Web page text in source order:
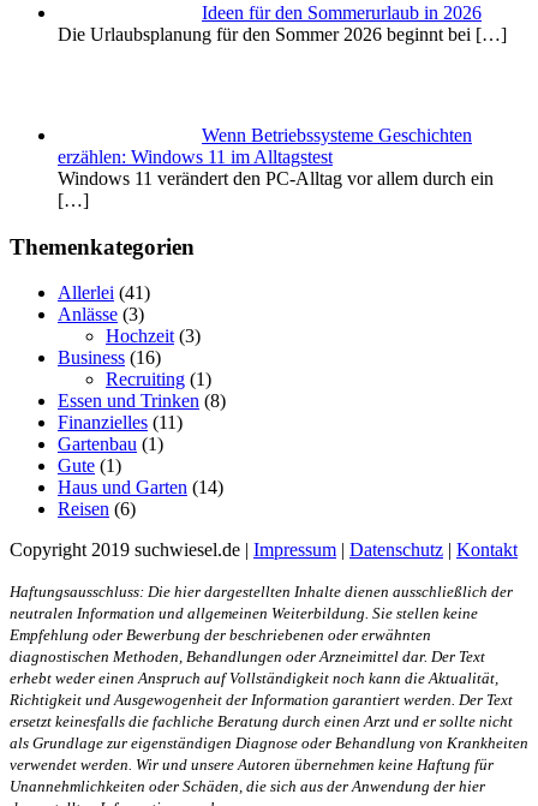
Ideen für den Sommerurlaub in 2026
Die Urlaubsplanung für den Sommer 2026 beginnt bei […]
Wenn Betriebssysteme Geschichten
erzählen: Windows 11 im Alltagstest
Windows 11 verändert den PC-Alltag vor allem durch ein
[…]
Themenkategorien
Allerlei (41)
Anlässe (3)
Hochzeit (3)
Business (16)
Recruiting (1)
Essen und Trinken (8)
Finanzielles (11)
Gartenbau (1)
Gute (1)
Haus und Garten (14)
Reisen (6)
Copyright 2019 suchwiesel.de | Impressum | Datenschutz | Kontakt
Haftungsausschluss: Die hier dargestellten Inhalte dienen ausschließlich der
neutralen Information und allgemeinen Weiterbildung. Sie stellen keine
Empfehlung oder Bewerbung der beschriebenen oder erwähnten
diagnostischen Methoden, Behandlungen oder Arzneimittel dar. Der Text
erhebt weder einen Anspruch auf Vollständigkeit noch kann die Aktualität,
Richtigkeit und Ausgewogenheit der Information garantiert werden. Der Text
ersetzt keinesfalls die fachliche Beratung durch einen Arzt und er sollte nicht
als Grundlage zur eigenständigen Diagnose oder Behandlung von Krankheiten
verwendet werden. Wir und unsere Autoren übernehmen keine Haftung für
Unannehmlichkeiten oder Schäden, die sich aus der Anwendung der hier